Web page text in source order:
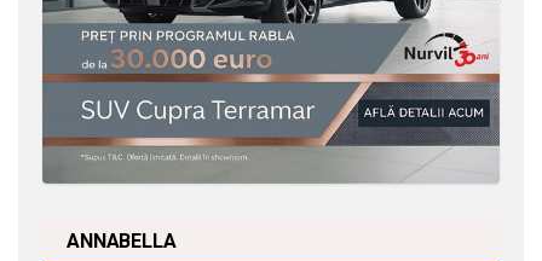
ANNABELLA